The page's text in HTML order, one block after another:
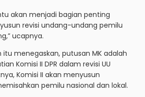
akan menjadi bagian penting
revisi undang-undang pemilu
ucapnya.
itu menegaskan, putusan MK adalah
Komisi II DPR dalam revisi UU
Komisi II akan menyusun
pemilu nasional dan lokal.